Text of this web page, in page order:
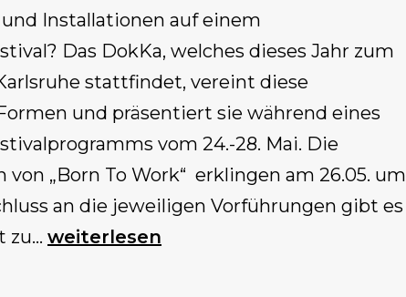
Installationen auf einem
Das DokKa, welches dieses Jahr zum
stattfindet, vereint diese
und präsentiert sie während eines
vom 24.-28. Mai. Die
„Born To Work“ erklingen am 26.05. um
an die jeweiligen Vorführungen gibt es
zu… „Born
weiterlesen